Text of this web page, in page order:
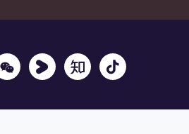
WechatYoukuZhihu Tiktok